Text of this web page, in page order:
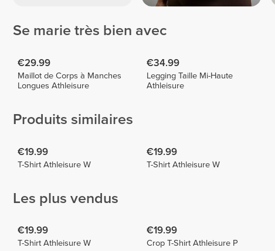
Se marie très bien avec
€29.99
Maillot de Corps à Manches
Longues Athleisure
€34.99
Legging Taille Mi-Haute
Athleisure
Produits similaires
€19.99
T-Shirt Athleisure W
€19.99
T-Shirt Athleisure W
Les plus vendus
€19.99
T-Shirt Athleisure W
€19.99
Crop T-Shirt Athleisure P